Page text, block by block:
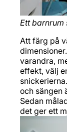
Ett barnrum
Att färg på
varandra,
effekt, välj
och sängen
Sedan
det ger ett